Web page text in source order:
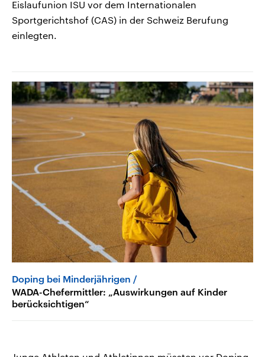
Eislaufunion ISU vor dem Internationalen
Sportgerichtshof (CAS) in der Schweiz Berufung
einlegten.
Doping bei Minderjährigen
WADA-Chefermittler: „Auswirkungen auf Kinder
berücksichtigen“